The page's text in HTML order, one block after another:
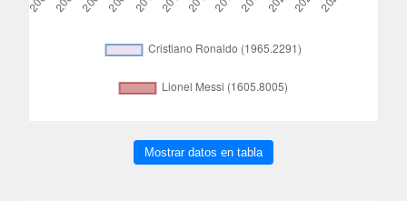
Mostrar datos en tabla